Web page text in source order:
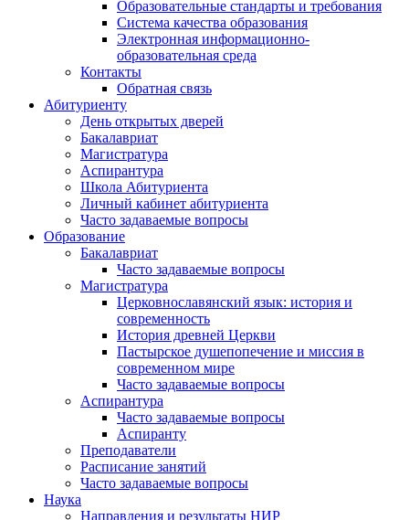
Образовательные стандарты и требования
Система качества образования
Электронная информационно-
образовательная среда
Контакты
Обратная связь
Абитуриенту
День открытых дверей
Бакалавриат
Магистратура
Аспирантура
Школа Абитуриента
Личный кабинет абитуриента
Часто задаваемые вопросы
Образование
Бакалавриат
Часто задаваемые вопросы
Магистратура
Церковнославянский язык: история и
современность
История древней Церкви
Пастырское душепопечение и миссия в
современном мире
Часто задаваемые вопросы
Аспирантура
Часто задаваемые вопросы
Аспиранту
Преподаватели
Расписание занятий
Часто задаваемые вопросы
Наука
Направления и результаты НИР